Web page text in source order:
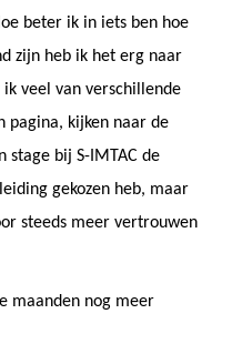
beter ik in iets ben hoe
zijn heb ik het erg naar
veel van verschillende
pagina, kijken naar de
bij S-IMTAC de
gekozen heb, maar
steeds meer vertrouwen
maanden nog meer